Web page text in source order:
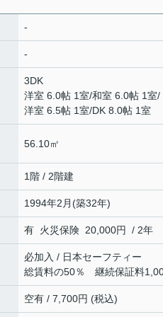
-
-
3DK
洋室 6.0帖 1室/和室 6.0帖 1室/
洋室 6.5帖 1室/DK 8.0帖 1室
56.10㎡
1階 / 2階建
1994年2月(築32年)
有 火災保険 20,000円 / 2年
必加入 / 日本セーフティー
総賃料の50％ 継続保証料
空有 / 7,700円 (税込)